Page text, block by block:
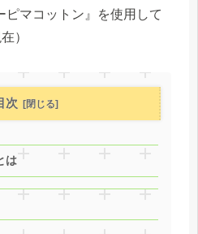
ピマコットン』を使用して
）
次
は